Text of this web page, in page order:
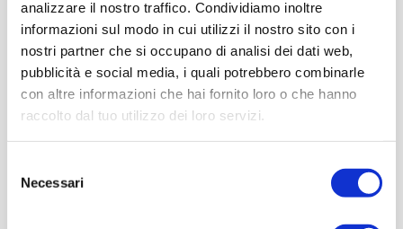
analizzare il nostro traffico. Condividiamo inoltre
informazioni sul modo in cui utilizzi il nostro sito con i
nostri partner che si occupano di analisi dei dati web,
pubblicità e social media, i quali potrebbero combinarle
con altre informazioni che hai fornito loro o che hanno
raccolto dal tuo utilizzo dei loro servizi.
delNecessari